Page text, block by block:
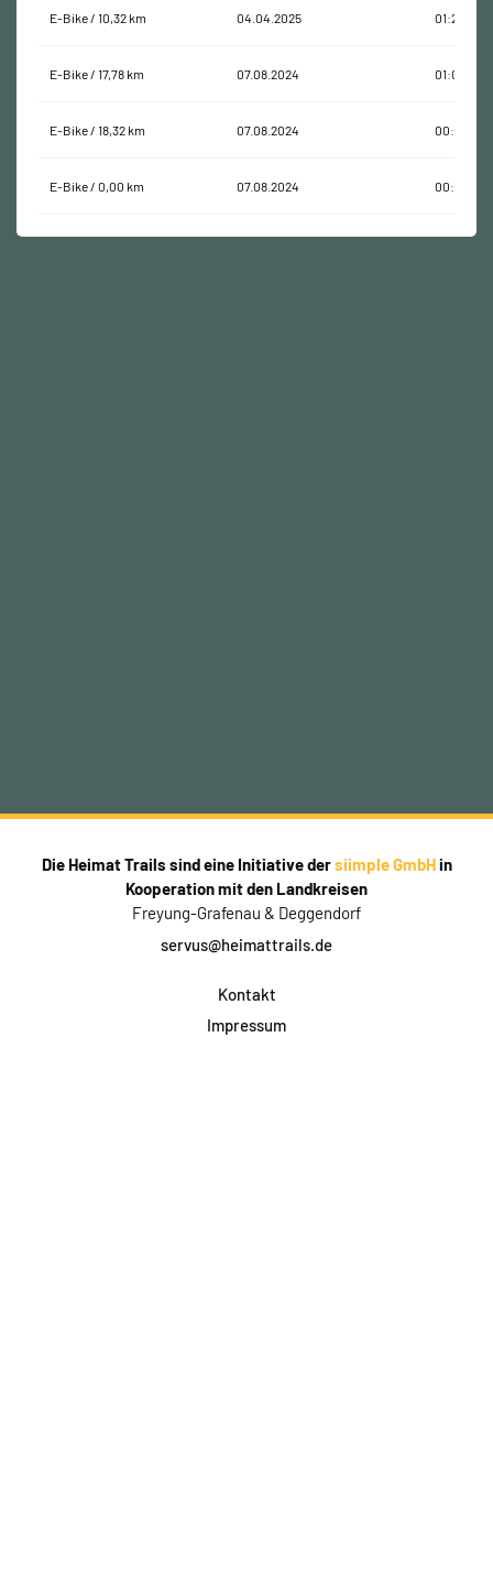
E-Bike / 10,32 km 04.04.2025 01:27:36
E-Bike / 17,78 km 07.08.2024 01:00:18
E-Bike / 18,32 km 07.08.2024 00:00:06
E-Bike / 0,00 km 07.08.2024 00:00:24
Die Heimat Trails sind eine Initiative dersiimple GmbHin
Kooperation mit den Landkreisen
Freyung-Grafenau & Deggendorf
servus@heimattrails.de
Kontakt
Impressum